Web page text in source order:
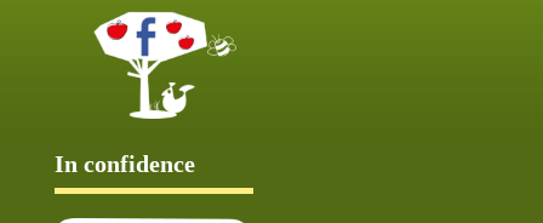
In confidence